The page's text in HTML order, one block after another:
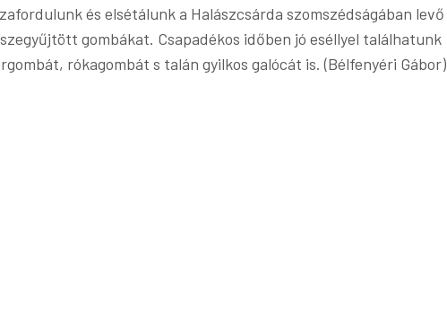
és elsétálunk a Halászcsárda szomszédságában levő
gombákat. Csapadékos időben jó eséllyel találhatunk
rókagombát s talán gyilkos galócát is. (Bélfenyéri Gábor)